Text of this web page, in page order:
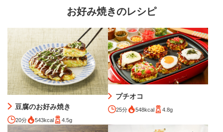
お好み焼きのレシピ
豆腐のお好み焼き
20分 543kcal 4.5g
プチオコ
25分 548kcal 4.8g